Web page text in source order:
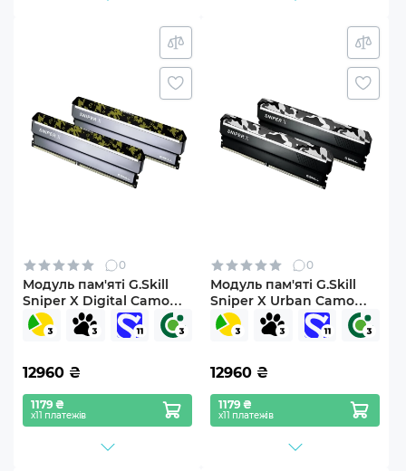
0
Модуль пам'яті G.Skill
Sniper X Digital Camo
DDR4-3200 32GB
(2x16GB) CL16-18-18-38
12960 ₴
1179 ₴
х11 платежів
0
Модуль пам'яті G.Skill
Sniper X Urban Camo
DDR4-3200 32GB
(2x16GB) CL16-18-18-38
12960 ₴
1179 ₴
х11 платежів